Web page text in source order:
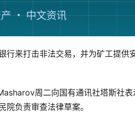
行来打击非法交易，并为矿工提
周二向国有通讯社塔斯社
院负责审查法律草案。